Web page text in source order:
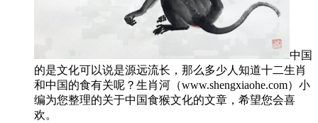
中国
的是文化可以说是源远流长，那么多少人知道十二生肖
和中国的食有关呢？生肖河（www.shengxiaohe.com）小
编为您整理的关于中国食猴文化的文章，希望您会喜
欢。